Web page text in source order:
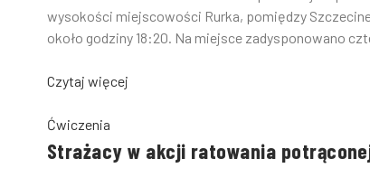
wysokości miejscowości Rurka, pomiędzy
około godziny 18:20. Na miejsce zadysponowano
Czytaj więcej
Ćwiczenia
Strażacy w akcji ratowania